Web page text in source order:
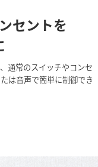
セントを
通常のスイッチやコンセ
は音声で簡単に制御でき